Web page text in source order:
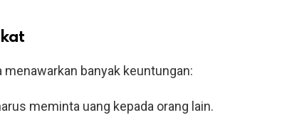
menawarkan banyak keuntungan:
meminta uang kepada orang lain.